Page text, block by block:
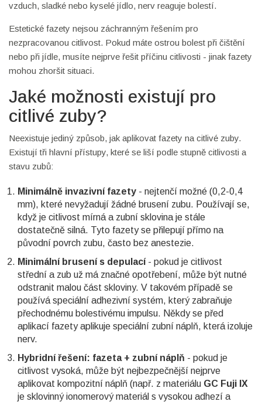
vzduch, sladké nebo kyselé jídlo, nerv reaguje bolestí.
Estetické fazety nejsou záchranným řešením pro
nezpracovanou citlivost. Pokud máte ostrou bolest při čištění
nebo při jídle, musíte nejprve řešit příčinu citlivosti - jinak fazety
mohou zhoršit situaci.
Jaké možnosti existují pro
citlivé zuby?
Neexistuje jediný způsob, jak aplikovat fazety na citlivé zuby.
Existují tři hlavní přístupy, které se liší podle stupně citlivosti a
stavu zubů:
Minimálně invazivní fazety - nejtenčí možné (0,2-0,4
mm), které nevyžadují žádné brusení zubu. Používají se,
když je citlivost mírná a zubní sklovina je stále
dostatečně silná. Tyto fazety se přilepují přímo na
původní povrch zubu, často bez anestezie.
Minimální brusení s depulací- pokud je citlivost
střední a zub už má značné opotřebení, může být nutné
odstranit malou část skloviny. V takovém případě se
používá speciální adhezivní systém, který zabraňuje
přechodnému bolestivému impulsu. Někdy se před
aplikací fazety aplikuje speciální zubní náplň, která izoluje
nerv.
Hybridní řešení: fazeta + zubní náplň - pokud je
citlivost vysoká, může být nejbezpečnější nejprve
aplikovat kompozitní náplň (např. z materiálu GC Fuji IX
je sklovinný ionomerový materiál s vysokou adhezí a